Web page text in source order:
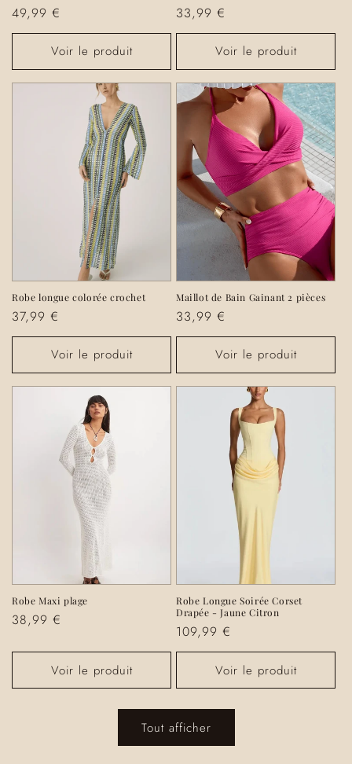
Prix
habituel
49,99 €
Voir le produit
Prix
habituel
33,99 €
Voir le produit
Robe longue colorée crochet
Prix
habituel
37,99 €
Voir le produit
Maillot de Bain Gainant 2 pièces
Prix
habituel
33,99 €
Voir le produit
Robe Maxi plage
Prix
38,99 €
Voir le produit
Robe Longue Soirée Corset
Drapée - Jaune Citron
Prix
habituel
109,99 €
Voir le produit
Tout afficher